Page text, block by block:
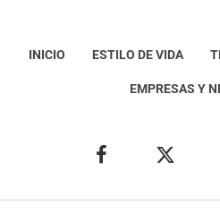
INICIO ESTILO DE VIDA
EMPRESAS Y